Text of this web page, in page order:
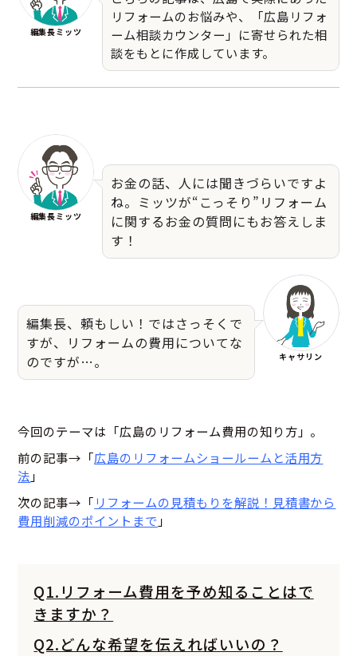
編集長ミッツ
リフォームのお悩みや、「広島リフォ
ーム相談カウンター」に寄せられた相
談をもとに作成しています。
編集長ミッツ
お金の話、人には聞きづらいですよ
ね。ミッツが“こっそり”リフォーム
に関するお金の質問にもお答えしま
す！
編集長、頼もしい！ではさっそくで
すが、リフォームの費用についてな
のですが…。
キャサリン
今回のテーマは「広島のリフォーム費用の知り方」。
前の記事→「広島のリフォームショールームと活用方
法 」
次の記事→「リフォームの見積もりを解説！見積書から
費用削減のポイントまで 」
Q1.リフォーム費用を予め知ることはで
きますか？
Q2.どんな希望を伝えればいいの？